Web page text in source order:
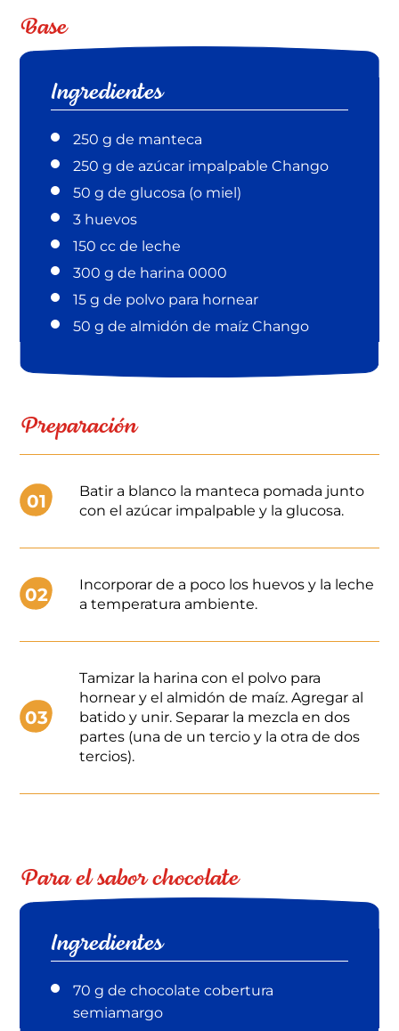
Base
Ingredientes
250 g de manteca
250 g de azúcar impalpable Chango
50 g de glucosa (o miel)
3 huevos
150 cc de leche
300 g de harina 0000
15 g de polvo para hornear
50 g de almidón de maíz Chango
Preparación
01
Batir a blanco la manteca pomada junto
con el azúcar impalpable y la glucosa.
02
Incorporar de a poco los huevos y la leche
a temperatura ambiente.
03
Tamizar la harina con el polvo para
hornear y el almidón de maíz. Agregar al
batido y unir. Separar la mezcla en dos
partes (una de un tercio y la otra de dos
tercios).
Para el sabor chocolate
Ingredientes
70 g de chocolate cobertura
semiamargo